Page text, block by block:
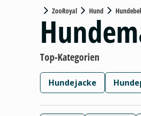
ZooRoyal Hund
Top-Kategorien
Hundejacke